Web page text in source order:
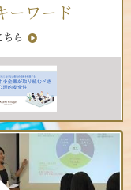
ーワード
ちら